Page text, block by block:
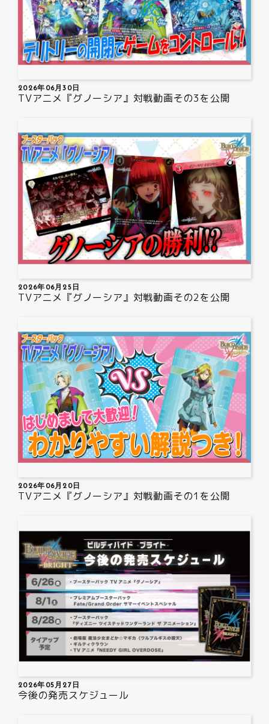
2026年06月30日
TVアニメ『グノーシア』対戦動画その3を公開
2026年06月25日
TVアニメ『グノーシア』対戦動画その2を公開
2026年06月20日
TVアニメ『グノーシア』対戦動画その1を公開
2026年05月27日
今後の発売スケジュール